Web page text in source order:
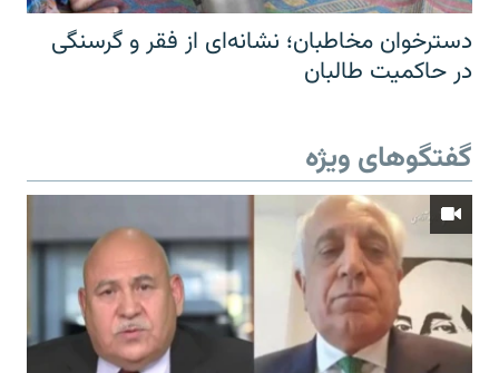
دسترخوان مخاطبان؛ نشانه‌ای از فقر و گرسنگی
در حاکمیت طالبان
گفتگوهای ویژه